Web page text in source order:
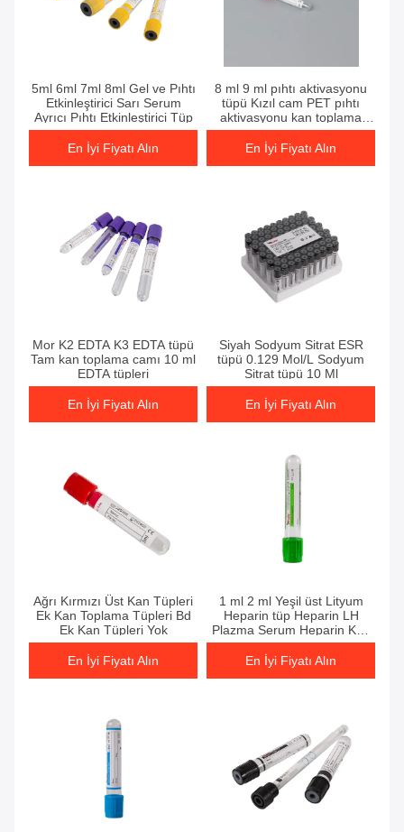
5ml 6ml 7ml 8ml Gel ve Pıhtı
Etkinleştirici Sarı Serum
Ayrıcı Pıhtı Etkinleştirici Tüp
En İyi Fiyatı Alın
8 ml 9 ml pıhtı aktivasyonu
tüpü Kızıl cam PET pıhtı
aktivasyonu kan toplama
tüpü
En İyi Fiyatı Alın
Mor K2 EDTA K3 EDTA tüpü
Tam kan toplama camı 10 ml
EDTA tüpleri
En İyi Fiyatı Alın
Siyah Sodyum Sitrat ESR
tüpü 0.129 Mol/L Sodyum
Sitrat tüpü 10 Ml
En İyi Fiyatı Alın
Ağrı Kırmızı Üst Kan Tüpleri
Ek Kan Toplama Tüpleri Bd
Ek Kan Tüpleri Yok
En İyi Fiyatı Alın
1 ml 2 ml Yeşil üst Lityum
Heparin tüp Heparin LH
Plazma Serum Heparin Kan
tüpü
En İyi Fiyatı Alın